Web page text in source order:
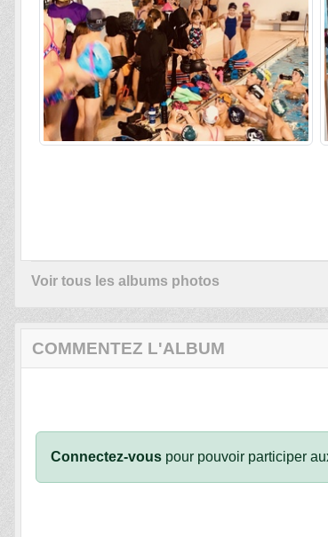
Voir tous les albums photos
COMMENTEZ L'ALBUM
Connectez-vous pour pouvoir participer